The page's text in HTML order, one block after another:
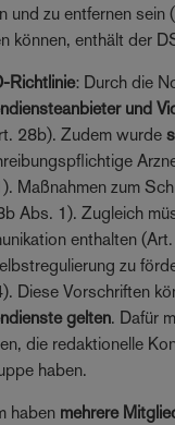
und zu entfernen
können, enthält der
Richtlinie: Durch die
und
28b). Zudem wurde
Maßnahmen zum
Abs. 1). Zugleich
enthalten
zu
Diese Vorschriften
gelten. Dafür
die redaktionelle
haben.
haben mehrere